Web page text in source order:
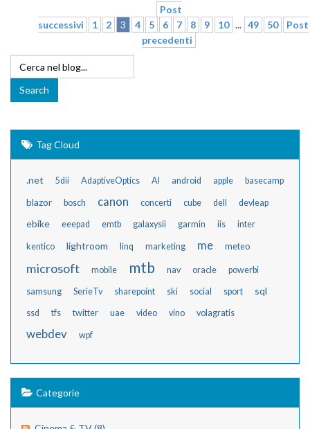
Post
successivi
1 2 3 4 5 6 7 8 9 10 ... 49 50
Post
precedenti
Tag Cloud
.net 5dii AdaptiveOptics AI android apple basecamp
blazor bosch canon concerti cube dell devleap
ebike eeepad emtb galaxysii garmin iis inter
kentico lightroom linq marketing me meteo
microsoft mobile mtb nav oracle powerbi
samsung SerieTv sharepoint ski social sport sql
ssd tfs twitter uae video vino volagratis
webdev wpf
Categorie